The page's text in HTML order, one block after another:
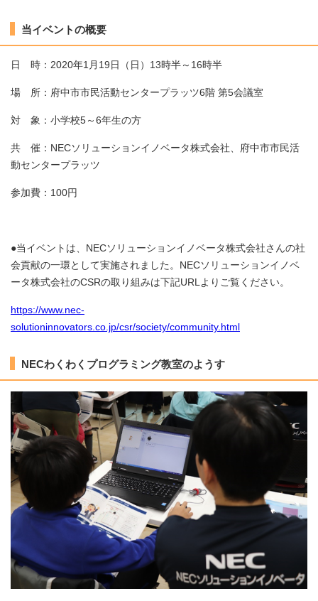
当イベントの概要
日 時：2020年1月19日（日）13時半～16時半
場 所：府中市市民活動センタープラッツ6階 第5会議室
対 象：小学校5～6年生の方
共 催：NECソリューションイノベータ株式会社、府中市市民活
動センタープラッツ
参加費：100円
●当イベントは、NECソリューションイノベータ株式会社さんの社
会貢献の一環として実施されました。NECソリューションイノベ
ータ株式会社のCSRの取り組みは下記URLよりご覧ください。
https://www.nec-
solutioninnovators.co.jp/csr/society/community.html
NECわくわくプログラミング教室のようす